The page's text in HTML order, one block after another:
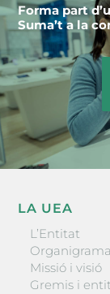
Forma part
Suma’t a la
LA UEA
L’Entitat
Organigrama
Missió i visió
Gremis i